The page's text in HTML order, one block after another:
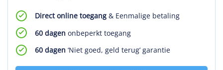
Direct online toegang & Eenmalige betaling
60 dagen onbeperkt toegang
60 dagen ‘Niet goed, geld terug’ garantie